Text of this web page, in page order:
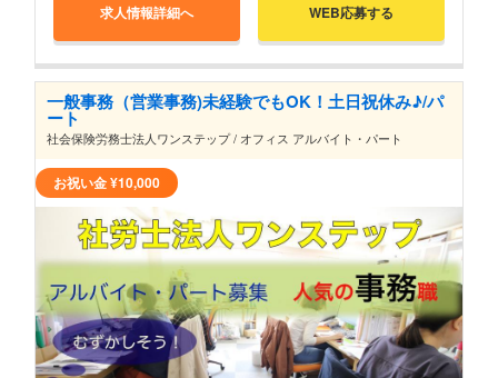
求人情報詳細へ WEB応募する
一般事務（営業事務)未経験でもOK！土日祝休み♪/パ
ート
社会保険労務士法人ワンステップ / オフィス アルバイト・パート
お祝い金¥10,000